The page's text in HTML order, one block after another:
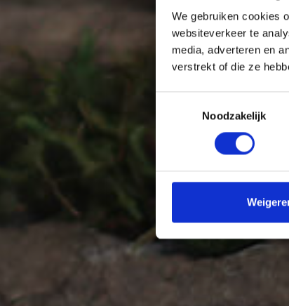
We gebruiken cookies
websiteverkeer te
media, adverteren en
verstrekt of die ze
Noodzakelijk